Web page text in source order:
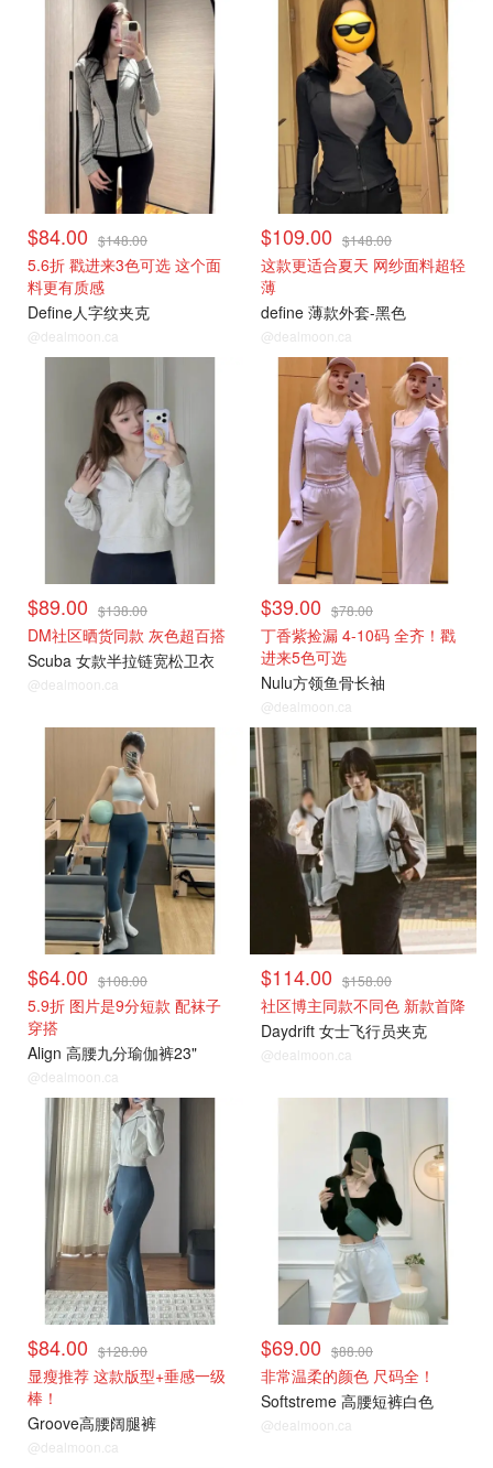
$84.00 $148.00
5.6折 戳进来3色可选 这个面
料更有质感
Define人字纹夹克
@dealmoon.ca
$109.00 $148.00
这款更适合夏天 网纱面料超轻
薄
define 薄款外套-黑色
@dealmoon.ca
$89.00 $138.00
DM社区晒货同款 灰色超百搭
Scuba 女款半拉链宽松卫衣
@dealmoon.ca
$39.00 $78.00
丁香紫捡漏 4-10码 全齐！戳
进来5色可选
Nulu方领鱼骨长袖
@dealmoon.ca
$64.00 $108.00
5.9折 图片是9分短款 配袜子
穿搭
Align 高腰九分瑜伽裤23"
@dealmoon.ca
$114.00 $158.00
社区博主同款不同色 新款首降
Daydrift 女士飞行员夹克
@dealmoon.ca
$84.00 $128.00
显瘦推荐 这款版型+垂感一级
棒！
Groove高腰阔腿裤
@dealmoon.ca
$69.00 $88.00
非常温柔的颜色 尺码全！
Softstreme 高腰短裤白色
@dealmoon.ca